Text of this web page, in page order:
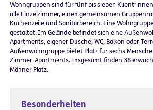
Wohngruppen sind für fünf bis sieben
alle Einzelzimmer, einen gemeinsamen
Küchenzeile und Sanitärbereich. Eine
gestaltet. Im Gelände befindet sich eine
Apartments, eigener Dusche, WC, Balkon oder
Außenwohngruppe bietet Platz für sechs
Zimmer-Apartments. Insgesamt finden 38
Männer Platz.
Besonderheiten